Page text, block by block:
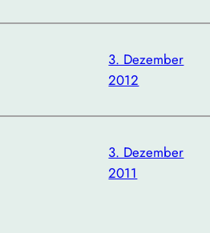
3. Dezember
2012
3. Dezember
2011